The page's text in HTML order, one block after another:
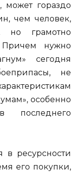
может гораздо
чем человек,
но грамотно
нужно
сегодня
не
особенно
последнего
в ресурсности
его покупки,